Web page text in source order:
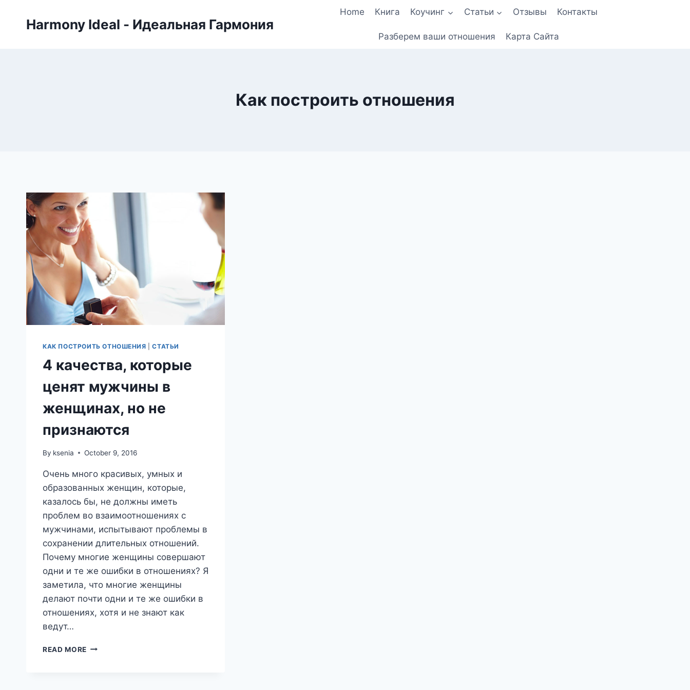
Harmony Ideal - Идеальная Гармония
Home Книга Коучинг Статьи Отзывы Контакты
Разберем ваши отношения Карта Сайта
Как построить отношения
КАК ПОСТРОИТЬ ОТНОШЕНИЯ |СТАТЬИ
4 качества, которые
ценят мужчины в
женщинах, но не
признаются
By ksenia October 9, 2016
Очень много красивых, умных и
образованных женщин, которые,
казалось бы, не должны иметь
проблем во взаимоотношениях с
мужчинами, испытывают проблемы в
сохранении длительных отношений.
Почему многие женщины совершают
одни и те же ошибки в отношениях? Я
заметила, что многие женщины
делают почти одни и те же ошибки в
отношениях, хотя и не знают как
ведут…
READ MORE 4